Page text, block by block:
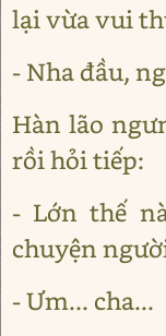
lại vừa vui
- Nha đầu,
Hàn lão
rồi hỏi tiếp:
- Lớn thế
chuyện
- Ưm... cha...